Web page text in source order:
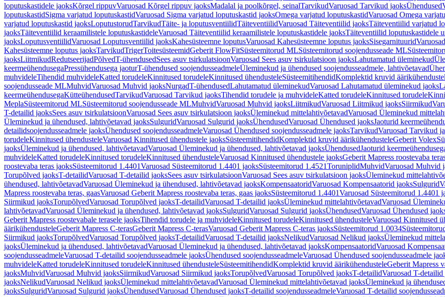
loputuskastidele jaoksKõrgel rippuvVaruosad Kõrgel rippuv jaoksMadalal ja poolkõrgel, seinalTarvikudVaruosad Tarvikud jaoksÜhendused
loputuskastidSigma varjatud loputuskastidVaruosad Sigma varjatud loputuskastid jaoksOmega varjatud loputuskastidVaruosad Omega
varjatud loputuskastid jaoksLoputustorudTarvikudTäite- ja loputusventiilidTäiteventiilidVaruosad Täiteventiilid jaoksTäiteventiilid varjatud
jaoksTäiteventiilid keraamilistele loputuskastideleVaruosad Täiteventiilid keraamilistele loputuskastidele jaoksTäiteventiilid loputuskastidele
jaoksLoputusventiilidVaruosad Loputusventiilid jaoksKahesüsteemne loputusVaruosad Kahesüsteemne loputus jaoksSisegarnituurid
Kahesüsteemne loputus jaoksTarvikudTrigerToitesüsteemidGeberit FlowFitSüsteemitorud MLSüsteemitorud soojendusseade ML
jaoksLiitmikudRedutseerijadPõlvedT-ühendusedSees asuv tsirkulatsioonVaruosad Sees asuv tsirkulatsioon jaoksLahutamatud üleminekud
keermeühendusegaPressühendusega jaoturT-ühendused soojendusseadmeleÜleminekud ja ühendused soojendusseadmele, lahtivõetavad
muhvideleTihendid muhvideleKatted torudeleKinnitused torudeleKinnitused ühendusteleSüsteemitihendidKomplektid kruvid
soojendusseade MLMuhvidVaruosad Muhvid jaoksNurgadT-ühendusedLahutamatud üleminekudVaruosad Lahutamatud üleminekud jaoks
keermeühendusegaKütteühendusedTarvikudVaruosad Tarvikud jaoksTihendid torudele ja muhvideleKatted torudeleKinnitused torudele
MeplaSüsteemitorud MLSüsteemitorud soojendusseade MLMuhvidVaruosad Muhvid jaoksLiitmikudVaruosad Liitmikud jaoksSiirmikud
T-detailid jaoksSees asuv tsirkulatsioonVaruosad Sees asuv tsirkulatsioon jaoksÜleminekud mittelahtivõetavadVaruosad Üleminekud
Üleminekud ja ühendused, lahtivõetavad jaoksSulguridVaruosad Sulgurid jaoksÜhendusedVaruosad Ühendused jaoksJaoturid
detailidsoojendusseadmele jaoksÜhendused soojendusseadmeleVaruosad Ühendused soojendusseadmele jaoksTarvikudVaruosad Tarvikud
torudeleKinnitused ühendusteleVaruosad Kinnitused ühendustele jaoksSüsteemitihendidKomplektid kruvid äärikühendusteleGeberit Volex
jaoksÜleminekud ja ühendused, lahtivõetavadVaruosad Üleminekud ja ühendused, lahtivõetavad jaoksÜhendusedJaoturid
muhvideleKatted torudeleKinnitused torudeleKinnitused ühendusteleVaruosad Kinnitused ühendustele jaoksGeberit Mapress roostevaba
roostevaba teras jaoksSüsteemitorud 1.4401Varuosad Süsteemitorud 1.4401 jaoksSüsteemitorud 1.4521ToruniplidMuhvidVaruosad Muhvid
Torupõlved jaoksT-detailidVaruosad T-detailid jaoksSees asuv tsirkulatsioonVaruosad Sees asuv tsirkulatsioon jaoksÜleminekud
ühendused, lahtivõetavadVaruosad Üleminekud ja ühendused, lahtivõetavad jaoksKompensaatoridVaruosad Kompensaatorid jaoksSulgurid
Mapress roostevaba teras, gaasVaruosad Geberit Mapress roostevaba teras, gaas jaoksSüsteemitorud 1.4401Varuosad Süsteemitorud 1.4401
Siirmikud jaoksTorupõlvedVaruosad Torupõlved jaoksT-detailidVaruosad T-detailid jaoksÜleminekud mittelahtivõetavadVaruosad
lahtivõetavadVaruosad Üleminekud ja ühendused, lahtivõetavad jaoksSulguridVaruosad Sulgurid jaoksÜhendusedVaruosad Ühendused
Geberit Mapress roostevabale terasele jaoksTihendid torudele ja muhvideleKinnitused torudeleKinnitused ühendusteleVaruosad Kinnitused
äärikühendusteleGeberit Mapress C-terasGeberit Mapress C-terasVaruosad Geberit Mapress C-teras jaoksSüsteemitorud 1.0034
Siirmikud jaoksTorupõlvedVaruosad Torupõlved jaoksT-detailidVaruosad T-detailid jaoksNelikudVaruosad Nelikud jaoksÜleminekud
jaoksÜleminekud ja ühendused, lahtivõetavadVaruosad Üleminekud ja ühendused, lahtivõetavad jaoksKompensaatoridVaruosad
soojendusseadmeleVaruosad T-detailid soojendusseadmele jaoksÜhendused soojendusseadmeleVaruosad Ühendused soojendusseadmele
muhvideleKatted torudeleKinnitused torudeleKinnitused ühendusteleSüsteemitihendidKomplektid kruvid äärikühendusteleGeberit Mapress
jaoksMuhvidVaruosad Muhvid jaoksSiirmikudVaruosad Siirmikud jaoksTorupõlvedVaruosad Torupõlved jaoksT-detailidVaruosad T-detailid
jaoksNelikudVaruosad Nelikud jaoksÜleminekud mittelahtivõetavadVaruosad Üleminekud mittelahtivõetavad jaoksÜleminekud ja
jaoksSulguridVaruosad Sulgurid jaoksÜhendusedVaruosad Ühendused jaoksT-detailid soojendusseadmeleVaruosad T-detailid